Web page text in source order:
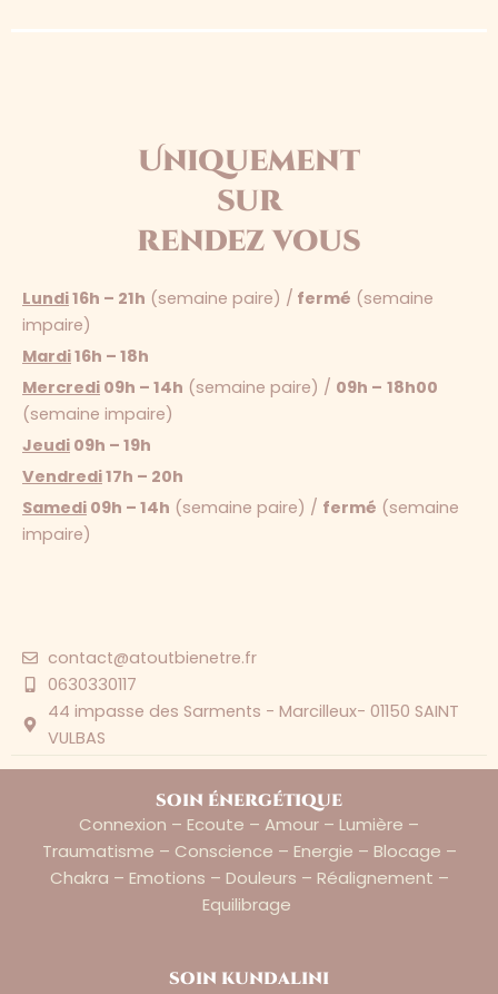
Uniquement
sur
rendez vous
Lundi16h – 21h (semaine paire) / fermé (semaine
impaire)
Mardi16h – 18h
Mercredi 09h – 14h (semaine paire) / 09h – 18h00
(semaine impaire)
Jeudi 09h – 19h
Vendredi17h – 20h
Samedi 09h – 14h (semaine paire) / fermé (semaine
impaire)
contact@atoutbienetre.fr
0630330117
44 impasse des Sarments - Marcilleux- 01150 SAINT
VULBAS
soin énergétique
Connexion – Ecoute – Amour – Lumière –
Traumatisme – Conscience – Energie – Blocage –
Chakra – Emotions – Douleurs – Réalignement –
Equilibrage
soin kundalini